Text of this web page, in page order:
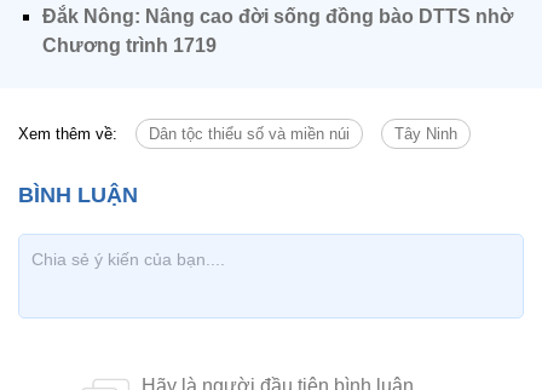
Đắk Nông: Nâng cao đời sống đồng bào DTTS nhờ
Chương trình 1719
Xem thêm về: Dân tộc thiểu số và miền núi Tây Ninh